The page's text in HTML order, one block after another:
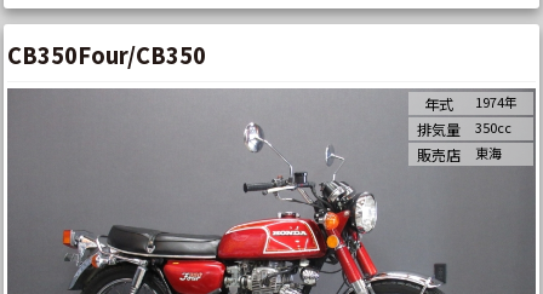
CB350Four/CB350
年式 1974年
排気量 350cc
販売店 東海